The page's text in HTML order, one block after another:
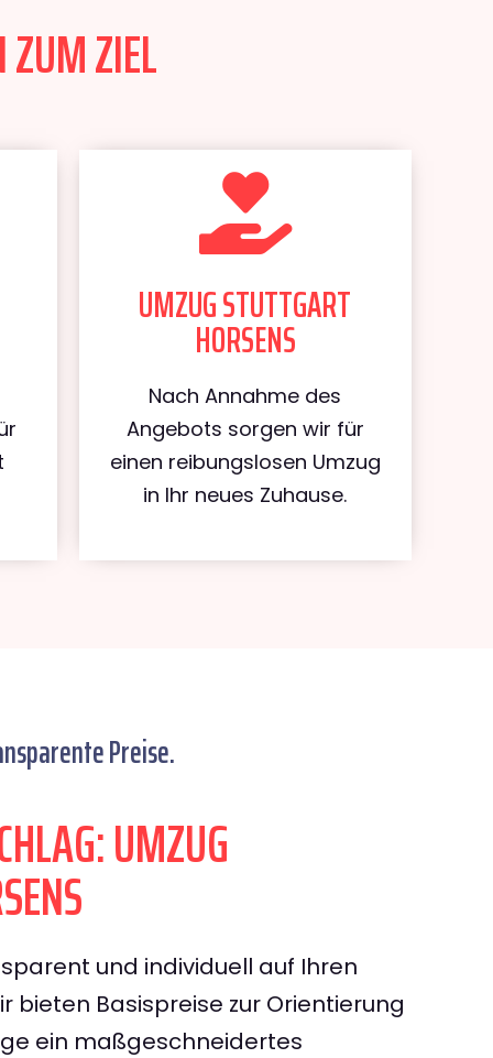
ZIEL
UMZUG STUTTGART
HORSENS
Nach Annahme des
Angebots sorgen wir für
einen reibungslosen Umzug
in Ihr neues Zuhause.
Preise.
UMZUG
und individuell auf Ihren
bieten Basispreise zur Orientierung
ein maßgeschneidertes